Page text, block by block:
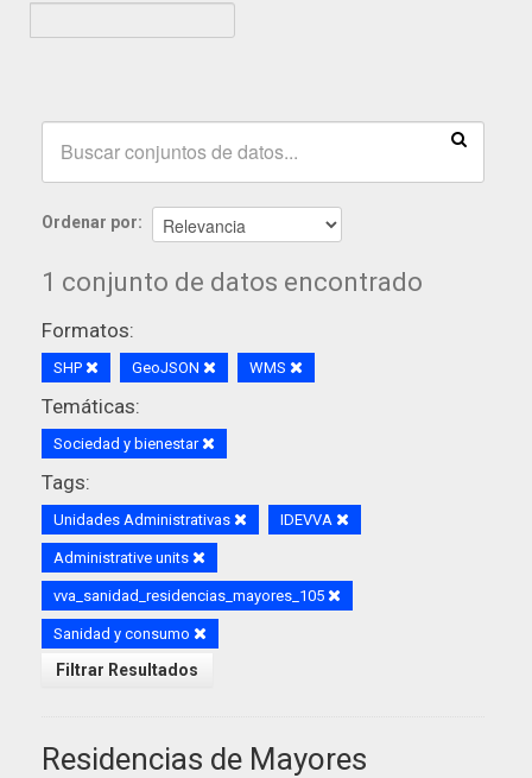
Ordenar por
1 conjunto de datos encontrado
Formatos:
SHP GeoJSON WMS
Temáticas:
Sociedad y bienestar
Tags:
Unidades Administrativas IDEVVA
Administrative units
vva_sanidad_residencias_mayores_105
Sanidad y consumo
Filtrar Resultados
Residencias de Mayores